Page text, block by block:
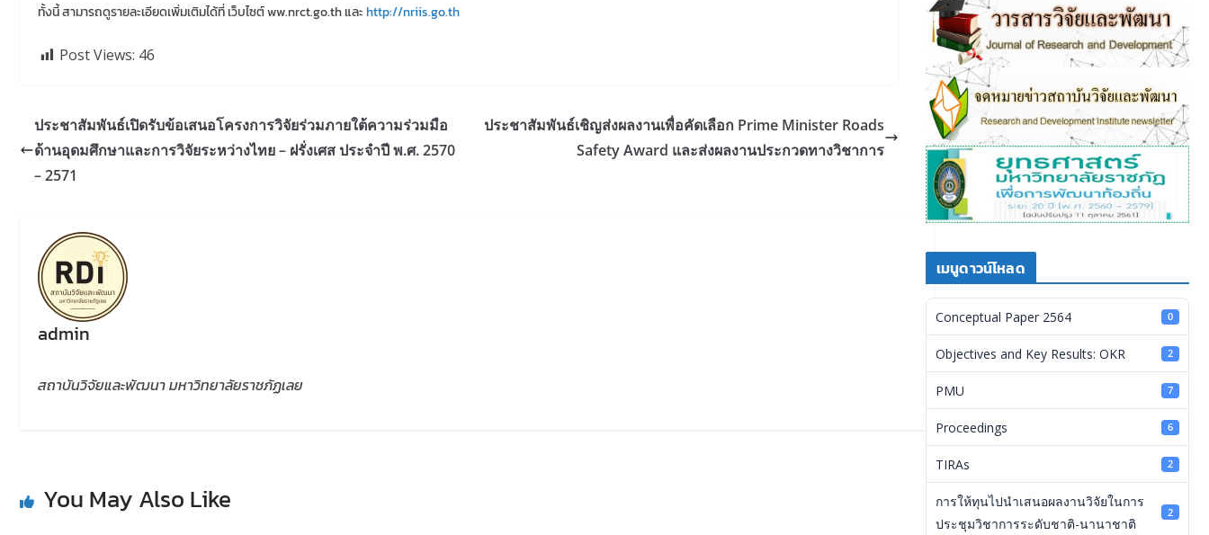
ทั้งนี้ สามารถดูรายละเอียดเพิ่มเติมได้ที่ เว็บไซต์ ww.nrct.go.th และhttp://nriis.go.th
Post Views: 46
ประชาสัมพันธ์เปิดรับข้อเสนอโครงการวิจัยร่วมภายใต้ความร่วมมือ
ด้านอุดมศึกษาและการวิจัยระหว่างไทย – ฝรั่งเศส ประจำปี พ.ศ. 2570
– 2571
ประชาสัมพันธ์เชิญส่งผลงานเพื่อคัดเลือก Prime Minister Roads
Safety Award และส่งผลงานประกวดทางวิชาการ
admin
สถาบันวิจัยและพัฒนา มหาวิทยาลัยราชภัฏเลย
You May Also Like
เมนูดาวน์โหลด
Conceptual Paper 2564 0
Objectives and Key Results: OKR 2
PMU 7
Proceedings 6
TIRAs 2
การให้ทุนไปนำเสนอผลงานวิจัยในการ
ประชุมวิชาการระดับชาติ-นานาชาติ
2